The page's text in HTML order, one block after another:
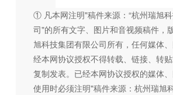
① 凡本网注明"稿件来源：“杭州瑞旭
司"的所有文字、图片和音视频稿件，
旭科技集团有限公司所有，任何媒体
经本网协议授权不得转载、链接、转
复制发表。已经本网协议授权的媒体
使用时必须注明"稿件来源：杭州瑞旭